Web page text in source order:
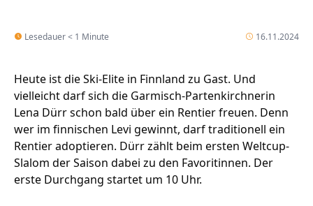
Lesedauer < 1 Minute 16.11.2024
Heute ist die Ski-Elite in Finnland zu Gast. Und
vielleicht darf sich die Garmisch-Partenkirchnerin
Lena Dürr schon bald über ein Rentier freuen. Denn
wer im finnischen Levi gewinnt, darf traditionell ein
Rentier adoptieren. Dürr zählt beim ersten Weltcup-
Slalom der Saison dabei zu den Favoritinnen. Der
erste Durchgang startet um 10 Uhr.